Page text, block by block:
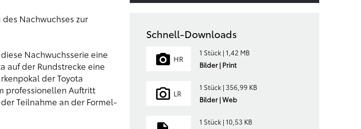
Nachwuchses zur
Nachwuchsserie eine
auf der Rundstrecke eine
der Toyota
professionellen Auftritt
Teilnahme an der Formel-
Schnell-Downloads
HR
1 Stück | 1,42 MB
Bilder | Print
LR
1 Stück | 356,99 KB
Bilder | Web
1 Stück | 10,53 KB